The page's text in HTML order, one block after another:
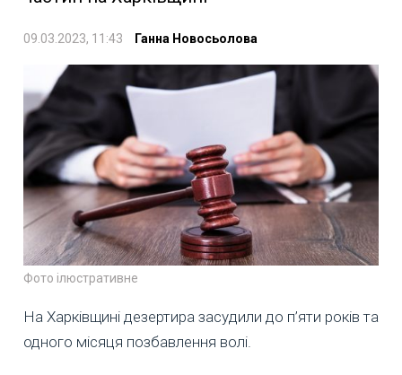
09.03.2023, 11:43 Ганна Новосьолова
Фото ілюстративне
На Харківщині дезертира засудили до п’яти років та
одного місяця позбавлення волі.